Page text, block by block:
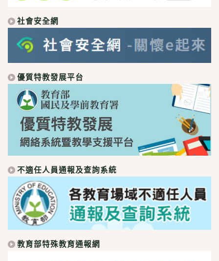
社會安全網
優質特教發展平台
不適任人員通報及查詢系統
教育部特殊教育通報網